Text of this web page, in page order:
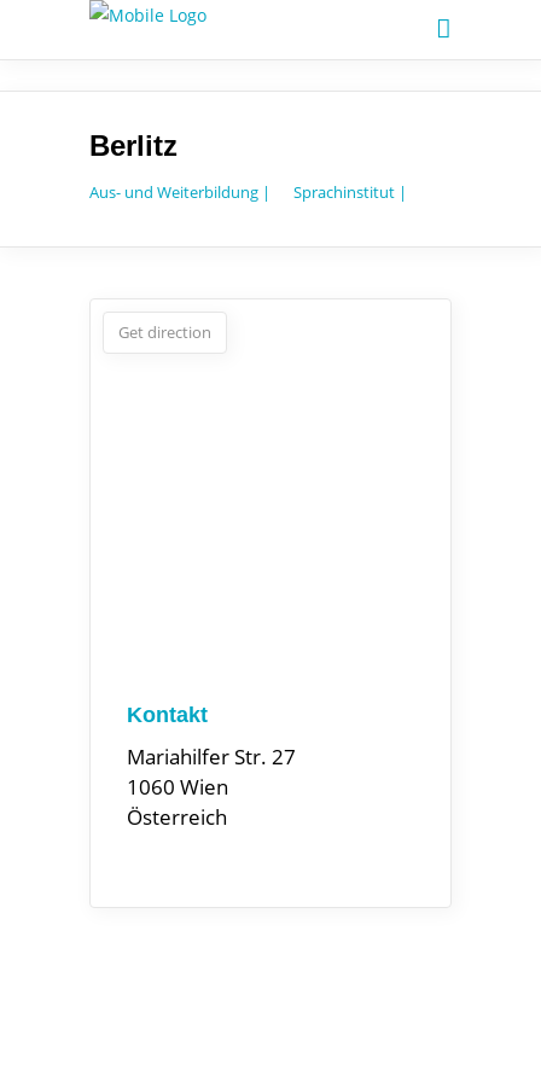
Berlitz
Aus- und Weiterbildung | Sprachinstitut |
Get direction
Kontakt
Mariahilfer Str. 27
1060 Wien
Österreich